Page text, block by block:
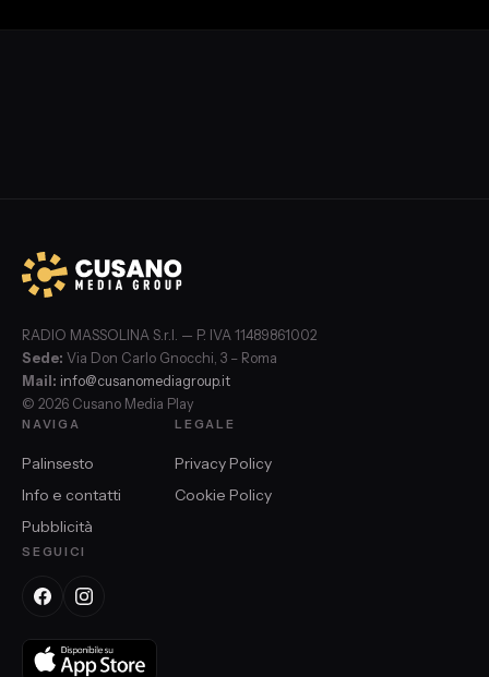
RADIO MASSOLINA S.r.l. — P. IVA 11489861002
Sede: Via Don Carlo Gnocchi, 3 – Roma
Mail: info@cusanomediagroup.it
© 2026 Cusano Media Play
NAVIGA
Palinsesto
Info e contatti
Pubblicità
LEGALE
Privacy Policy
Cookie Policy
SEGUICI